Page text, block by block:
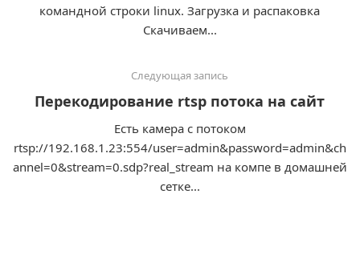
командной строки linux. Загрузка и распаковка
Скачиваем...
Следующая запись
Перекодирование rtsp потока на сайт
Есть камера с потоком
rtsp://192.168.1.23:554/user=admin&password=admin&ch
annel=0&stream=0.sdp?real_stream на компе в домашней
сетке...